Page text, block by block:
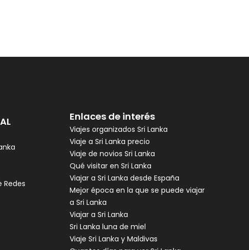
Redes
Enlaces de interés
Viajes organizados Sri Lanka
Viaje a Sri Lanka precio
Viaje de novios Sri Lanka
Qué visitar en Sri Lanka
Viajar a Sri Lanka desde España
Mejor época en la que se puede viajar
a Sri Lanka
Viajar a Sri Lanka
Sri Lanka luna de miel
Viaje Sri Lanka y Maldivas